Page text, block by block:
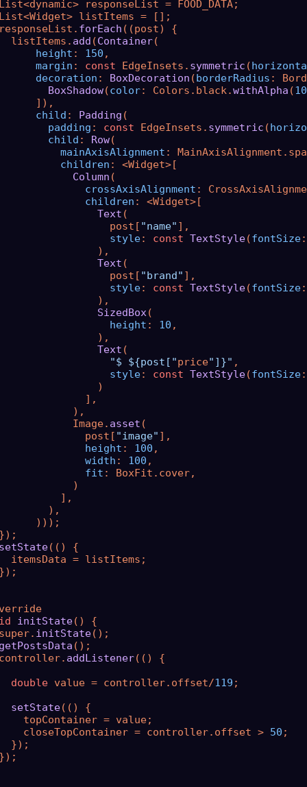
responseList = FOOD_DATA;
listItems = [];
forEach ((post) {
listItems.
add (Container(
height : 150 ,
margin : const EdgeInsets. symmetric (
decoration : BoxDecoration (borderRadius :
BoxShadow(color: Colors.black.withAlpha (
]),
child : Padding (
padding : const EdgeInsets. symmetric (
child : Row(
mainAxisAlignment :
children : <Widget>[
Column (
crossAxisAlignment :
children : <Widget>[
Text (
post[
"name" ],
style: const TextStyle(fontSize
),
Text (
post[
"brand" ],
style: const TextStyle(fontSize
),
SizedBox(
height : 10 ,
),
Text (
"$ ${post["price"]}" ,
style: const TextStyle(fontSize
)
],
),
Image.
asset (
post[
"image" ],
height : 100 ,
width : 100 ,
fit : BoxFit.cover,
)
],
),
)));
(() {
itemsData = listItems;
initState() {
initState();
();
addListener(() {
double value = controller.offset/119 ;
setState(() {
topContainer = value;
closeTopContainer = controller.offset >
50 ;
});